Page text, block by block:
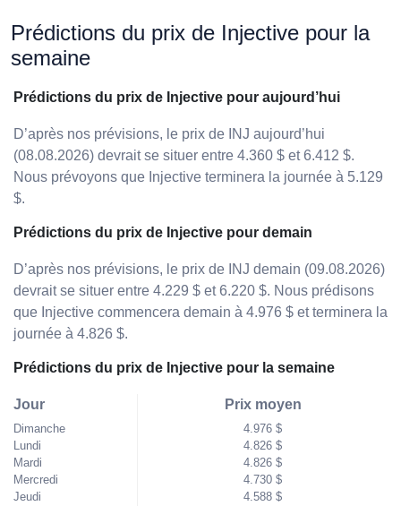
Prédictions du prix de Injective pour la
semaine
Prédictions du prix de Injective pour aujourd’hui
D’après nos prévisions, le prix de INJ aujourd’hui
(08.08.2026) devrait se situer entre 4.360 $ et 6.412 $.
Nous prévoyons que Injective terminera la journée à 5.129
$.
Prédictions du prix de Injective pour demain
D’après nos prévisions, le prix de INJ demain (09.08.2026)
devrait se situer entre 4.229 $ et 6.220 $. Nous prédisons
que Injective commencera demain à 4.976 $ et terminera la
journée à 4.826 $.
Prédictions du prix de Injective pour la semaine
Jour
Dimanche
Lundi
Mardi
Mercredi
Jeudi
Prix moyen
4.976 $
4.826 $
4.826 $
4.730 $
4.588 $